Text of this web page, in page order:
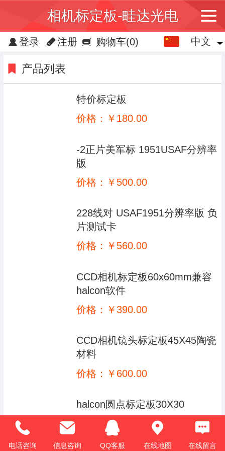
相机标定板-畦达光电
登录 注册 购物车(0) 中文
中文
繁体
Español
产品列表
特价标定板
价格：￥180.00
-2正片美军标 1951USAF分辨率
版
价格：￥500.00
228线对 USAF1951分辨率版 负
片测试卡
价格：￥560.00
CCD相机标定板60x60mm兼容
halcon软件
价格：￥390.00
CCD相机镜头标定板45X45陶瓷
材料
价格：￥600.00
halcon圆点标定板30X30
价格：￥300.00
电话咨询 信息咨询 QQ客服 在线地图 在线留言